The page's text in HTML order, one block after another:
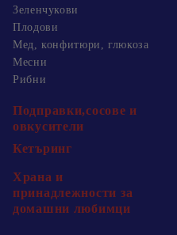
Зеленчукови
Плодови
Мед, конфитюри, глюкоза
Месни
Рибни
Подправки,сосове и
овкусители
Кетъринг
Храна и
принадлежности за
домашни любимци